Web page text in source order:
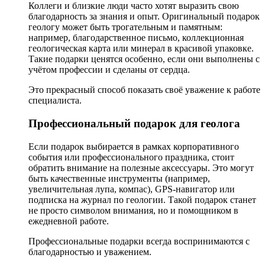
Коллеги и близкие люди часто хотят выразить свою
благодарность за знания и опыт. Оригинальный подарок
геологу может быть трогательным и памятным:
например, благодарственное письмо, коллекционная
геологическая карта или минерал в красивой упаковке.
Такие подарки ценятся особенно, если они выполнены с
учётом профессии и сделаны от сердца.
Это прекрасный способ показать своё уважение к работе
специалиста.
Профессиональный подарок для геолога
Если подарок выбирается в рамках корпоративного
события или профессионального праздника, стоит
обратить внимание на полезные аксессуары. Это могут
быть качественные инструменты (например,
увеличительная лупа, компас), GPS-навигатор или
подписка на журнал по геологии. Такой подарок станет
не просто символом внимания, но и помощником в
ежедневной работе.
Профессиональные подарки всегда воспринимаются с
благодарностью и уважением.